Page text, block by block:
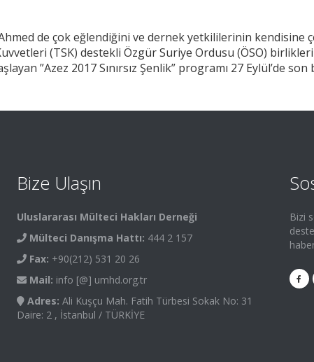
de çok eğlendiğini ve dernek yetkililerinin kendisine
(TSK) destekli Özgür Suriye Ordusu (ÖSO)
”Azez 2017 Sınırsız Şenlik” programı 27 Eylül’de son
Bize Ulaşın
Uluslararası Mülteci Hakları Derneği
Mülteci Danışma Hattı: 444 2 157
Fax: +90(212) 531 20 26
Mail: info [@] umhd.org.tr
Adres: Ali Kuşçu Mah. Fatih Türbesi Sokak No: 31
Daire: 2 , İstanbul / TÜRKİYE
Bizi